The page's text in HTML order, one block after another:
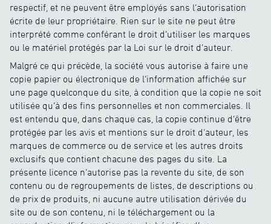
respectif, et ne peuvent être employés sans l’autorisation
écrite de leur propriétaire. Rien sur le site ne peut être
interprété comme conférant le droit d’utiliser les marques
ou le matériel protégés par la Loi sur le droit d’auteur.
Malgré ce qui précède, la société vous autorise à faire une
copie papier ou électronique de l’information affichée sur
une page quelconque du site, à condition que la copie ne soit
utilisée qu’à des fins personnelles et non commerciales. Il
est entendu que, dans chaque cas, la copie continue d’être
protégée par les avis et mentions sur le droit d’auteur, les
marques de commerce ou de service et les autres droits
exclusifs que contient chacune des pages du site. La
présente licence n’autorise pas la revente du site, de son
contenu ou de regroupements de listes, de descriptions ou
de prix de produits, ni aucune autre utilisation dérivée du
site ou de son contenu, ni le téléchargement ou la